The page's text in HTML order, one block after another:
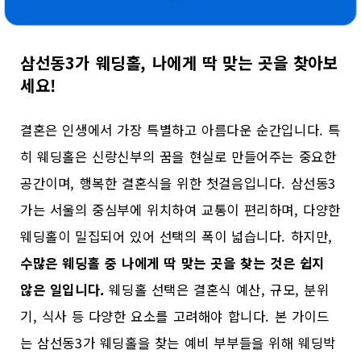
삼선동3가 웨딩홀, 나에게 딱 맞는 곳을 찾아보
세요!
결혼은 인생에서 가장 특별하고 아름다운 순간입니다. 특
히 웨딩홀은 신랑신부의 꿈을 현실로 만들어주는 중요한
공간이며, 행복한 결혼식을 위한 첫걸음입니다. 삼선동3
가는 서울의 중심부에 위치하여 교통이 편리하며, 다양한
웨딩홀이 밀집되어 있어 선택의 폭이 넓습니다. 하지만,
수많은 웨딩홀 중 나에게 딱 맞는 곳을 찾는 것은 쉽지
않은 일입니다. 웨딩홀 선택은 결혼식 예산, 규모, 분위
기, 식사 등 다양한 요소를 고려해야 합니다. 본 가이드
는 삼선동3가 웨딩홀을 찾는 예비 부부들을 위해 웨딩박